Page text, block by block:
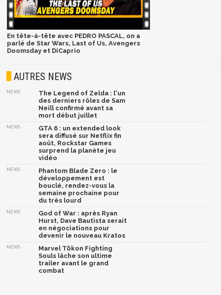
En tête-à-tête avec PEDRO PASCAL, on a
parlé de Star Wars, Last of Us, Avengers
Doomsday et DiCaprio
AUTRES NEWS
NEWS
The Legend of Zelda : l'un
des derniers rôles de Sam
Neill confirmé avant sa
mort début juillet
NEWS
GTA 6 : un extended look
sera diffusé sur Netflix fin
août, Rockstar Games
surprend la planète jeu
vidéo
NEWS
Phantom Blade Zero : le
développement est
bouclé, rendez-vous la
semaine prochaine pour
du très lourd
NEWS
God of War : après Ryan
Hurst, Dave Bautista serait
en négociations pour
devenir le nouveau Kratos
NEWS
Marvel Tōkon Fighting
Souls lâche son ultime
trailer avant le grand
combat